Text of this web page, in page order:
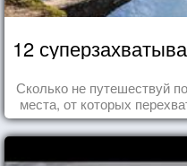
12
Сколько не путешествуй
места, от которых